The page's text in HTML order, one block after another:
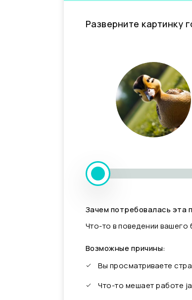
Разверните картинку
Зачем потребовалась эта
Что-то в поведении
Возможные причины:
Вы просматриваете
Что-то мешает работе